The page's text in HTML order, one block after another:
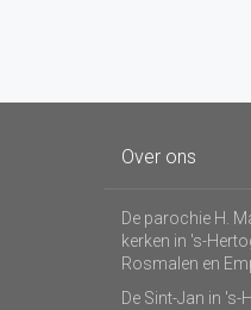
Over ons
De parochie H.
kerken in 's-
Rosmalen en
De Sint-Jan in